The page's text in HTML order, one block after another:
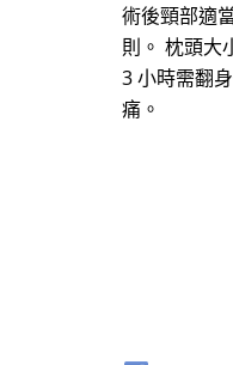
術後頸部適
則。 枕頭大
3 小時需翻
痛。